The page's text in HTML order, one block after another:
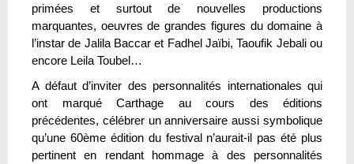
primées et surtout de nouvelles productions
marquantes, oeuvres de grandes figures du domaine à
l’instar de Jalila Baccar et Fadhel Jaïbi, Taoufik Jebali ou
encore Leila Toubel…
A défaut d’inviter des personnalités internationales qui
ont marqué Carthage au cours des éditions
précédentes, célébrer un anniversaire aussi symbolique
qu’une 60ème édition du festival n’aurait-il pas été plus
pertinent en rendant hommage à des personnalités